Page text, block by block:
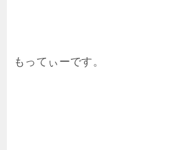
もってぃーです。